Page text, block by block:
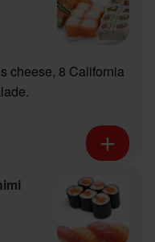
cheese, 8 California